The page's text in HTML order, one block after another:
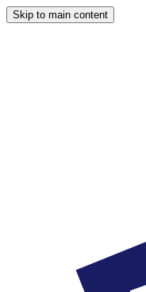
Skip to main content